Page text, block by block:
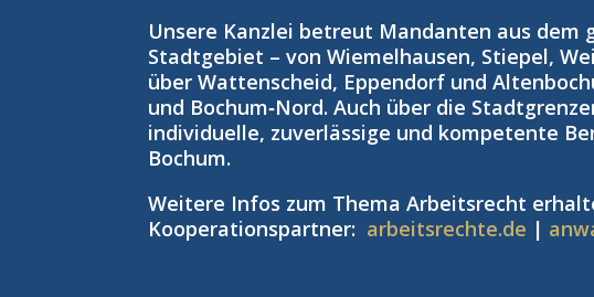
Unsere Kanzlei betreut Mandanten aus dem
Stadtgebiet – von Wiemelhausen, Stiepel,
über Wattenscheid, Eppendorf und
und Bochum‑Nord. Auch über die
individuelle, zuverlässige und kompetente
Bochum.
Weitere Infos zum Thema Arbeitsrecht
Kooperationspartner: arbeitsrechte.de |